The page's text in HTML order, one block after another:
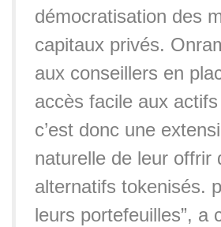
démocratisation des
capitaux privés.
aux conseillers en
accès facile aux
c’est donc une
naturelle de leur offrir
alternatifs tokenisés.
leurs portefeuilles”, a